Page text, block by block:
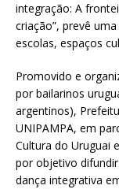
integração: A
criação”, prevê
escolas, espaços
Promovido e
por bailarinos
argentinos),
UNIPAMPA, em
Cultura do Uruguai
por objetivo
dança integrativa